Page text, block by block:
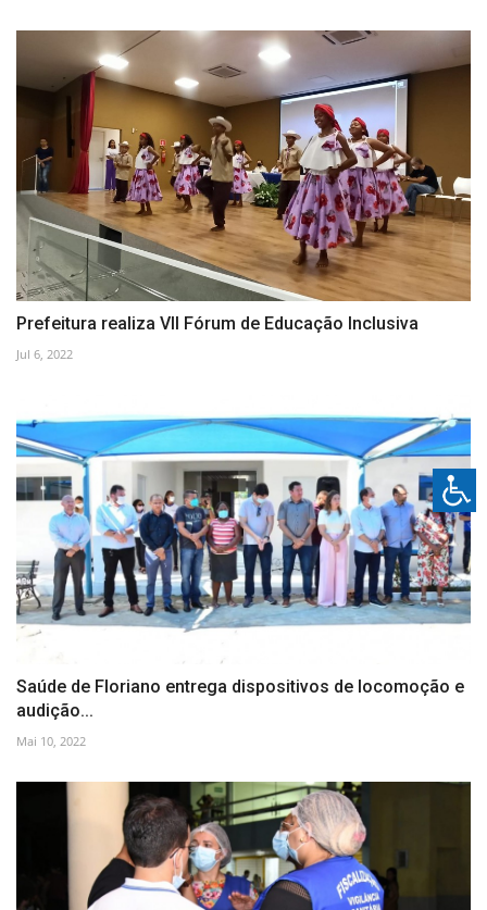
Prefeitura realiza VII Fórum de Educação Inclusiva
Jul 6, 2022
Saúde de Floriano entrega dispositivos de locomoção e
audição...
Mai 10, 2022